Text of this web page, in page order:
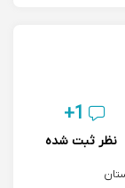
1+
نظر ثبت شده